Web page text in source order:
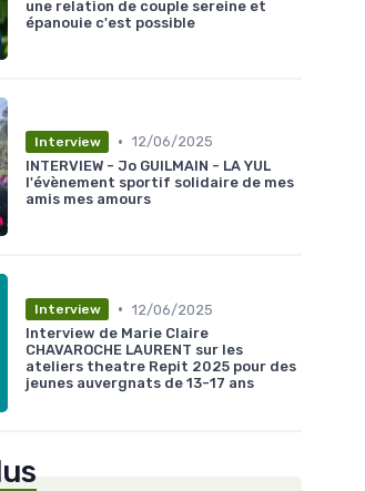
une relation de couple sereine et
épanouie c'est possible
Interview • 12/06/2025
INTERVIEW - Jo GUILMAIN - LA YUL
l'évènement sportif solidaire de mes
amis mes amours
Interview • 12/06/2025
Interview de Marie Claire
CHAVAROCHE LAURENT sur les
ateliers theatre Repit 2025 pour des
jeunes auvergnats de 13-17 ans